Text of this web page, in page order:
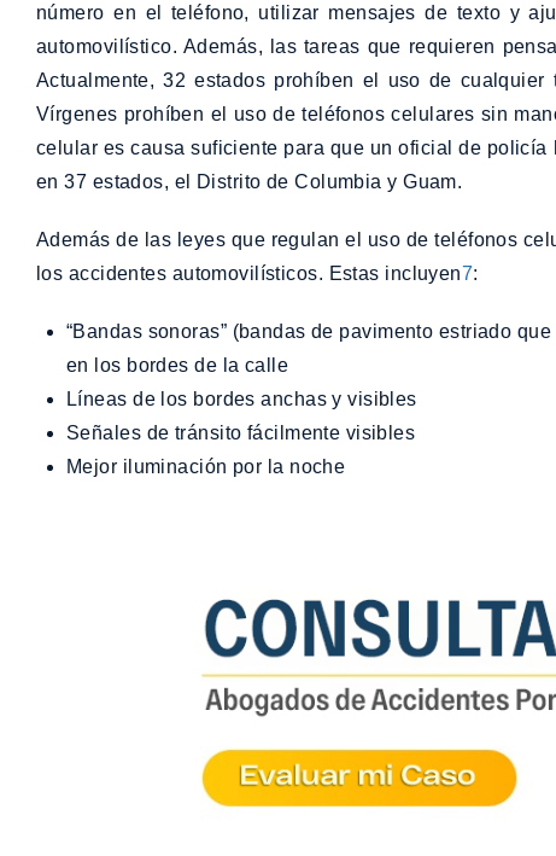
número en el teléfono, utilizar mensajes de texto y
automovilístico. Además, las tareas que requieren
Actualmente, 32 estados prohíben el uso de
Vírgenes prohíben el uso de teléfonos celulares sin
celular es causa suficiente para que un oficial de
en 37 estados, el Distrito de Columbia y Guam.
Además de las leyes que regulan el uso de teléfonos
los accidentes automovilísticos. Estas incluyen7:
“Bandas sonoras” (bandas de pavimento estriado que provocan un sonido similar al trueno cuando un vehículo pasa por encima) tanto en la línea central como
en los bordes de la calle
Líneas de los bordes anchas y visibles
Señales de tránsito fácilmente visibles
Mejor iluminación por la noche